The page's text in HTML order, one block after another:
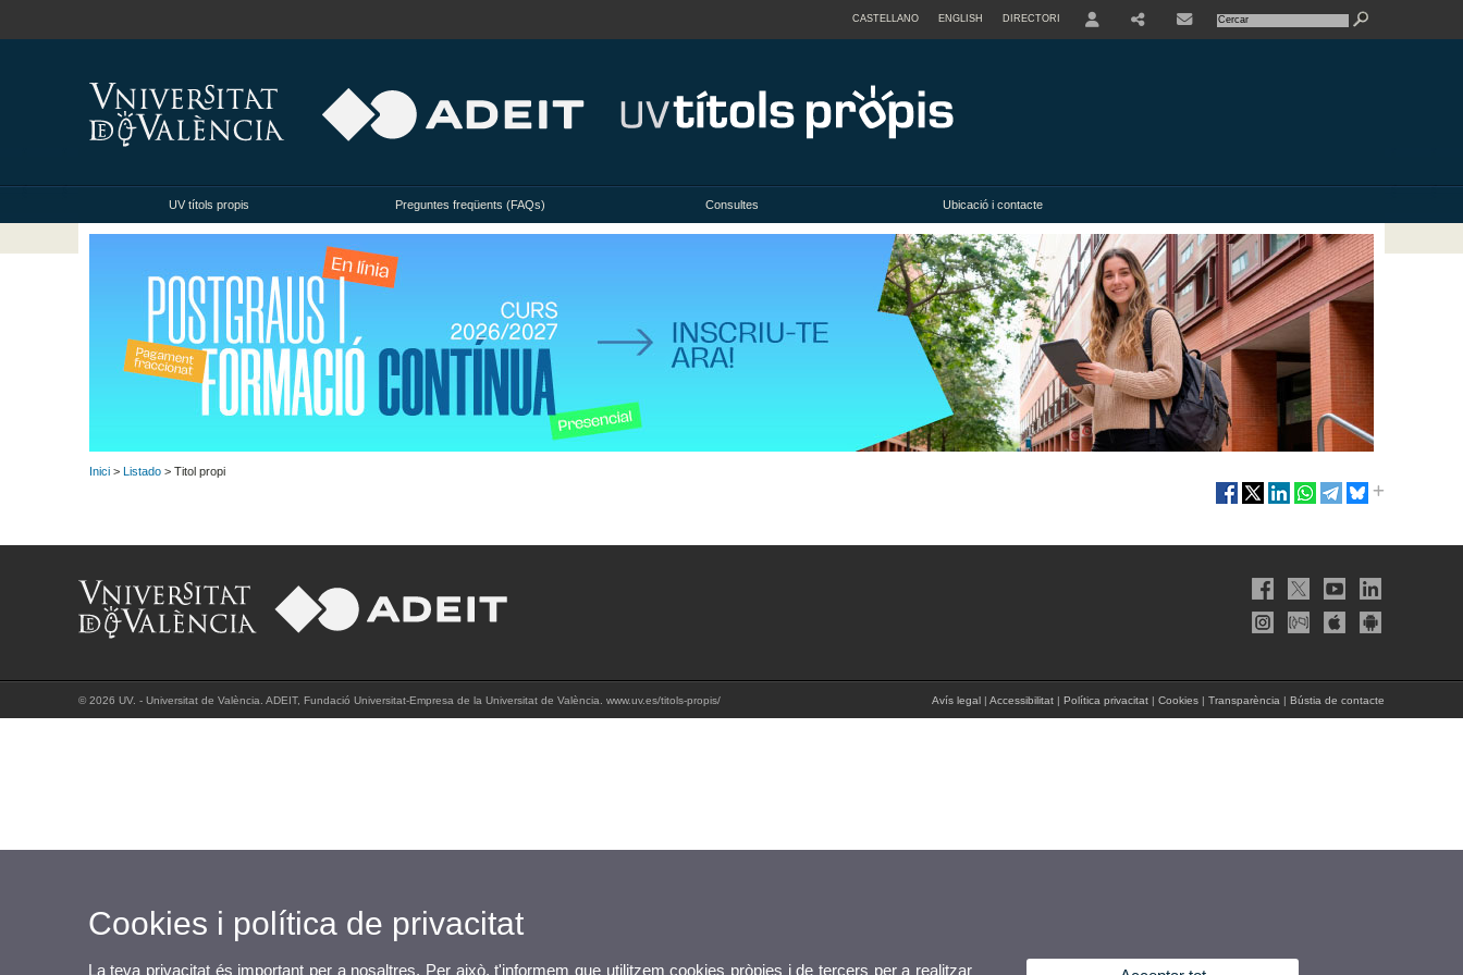
CASTELLANO ENGLISH DIRECTORI
UV títols propis Preguntes freqüents (FAQs) Consultes Ubicació i contacte
Inici > Listado > Titol propi
© 2026 UV. - Universitat de València. ADEIT, Fundació Universitat-Empresa de la Universitat de València. www.uv.es/titols-propis/ Avís legal | Accessibilitat | Política privacitat | Cookies | Transparència | Bústia de contacte
Cookies i política de privacitat
La teva privacitat és important per a nosaltres. Per això, t'informem que utilitzem cookies pròpies i de tercers per a realitzar